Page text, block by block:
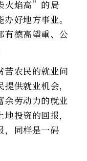
火焰高”的局
好地方事业。
有德高望重、公
苦农民的就业问
供就业机会，
余劳动力的就业
投资的回报，
，同样是一码